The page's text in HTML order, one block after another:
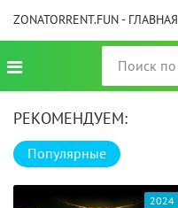
ZONATORRENT.FUN - ГЛАВНАЯ
РЕКОМЕНДУЕМ:
Популярные
2024